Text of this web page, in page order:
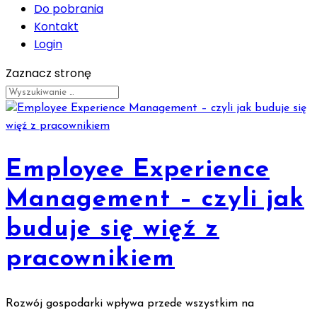
Do pobrania
Kontakt
Login
Zaznacz stronę
Employee Experience
Management – czyli jak
buduje się więź z
pracownikiem
Rozwój gospodarki wpływa przede wszystkim na